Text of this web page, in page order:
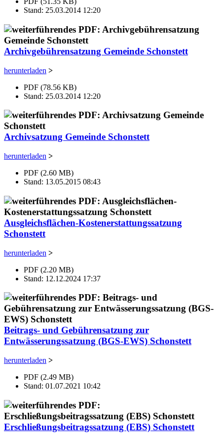
Stand: 25.03.2014 12:20
Archivgebührensatzung Gemeinde Schonstett
herunterladen >
PDF (78.56 KB)
Stand: 25.03.2014 12:20
Archivsatzung Gemeinde Schonstett
herunterladen >
PDF (2.60 MB)
Stand: 13.05.2015 08:43
Ausgleichsflächen-Kostenerstattungssatzung
Schonstett
herunterladen >
PDF (2.20 MB)
Stand: 12.12.2024 17:37
Beitrags- und Gebührensatzung zur
Entwässerungssatzung (BGS-EWS) Schonstett
herunterladen >
PDF (2.49 MB)
Stand: 01.07.2021 10:42
Erschließungsbeitragssatzung (EBS) Schonstett